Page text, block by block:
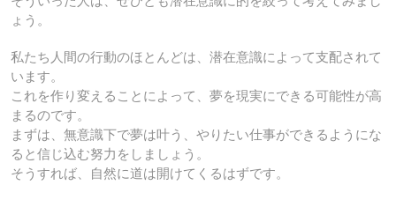
ょう。
私たち人間の行動のほとんどは、潜在意識によって支配されて
います。
これを作り変えることによって、夢を現実にできる可能性が高
まるのです。
まずは、無意識下で夢は叶う、やりたい仕事ができるようにな
ると信じ込む努力をしましょう。
そうすれば、自然に道は開けてくるはずです。